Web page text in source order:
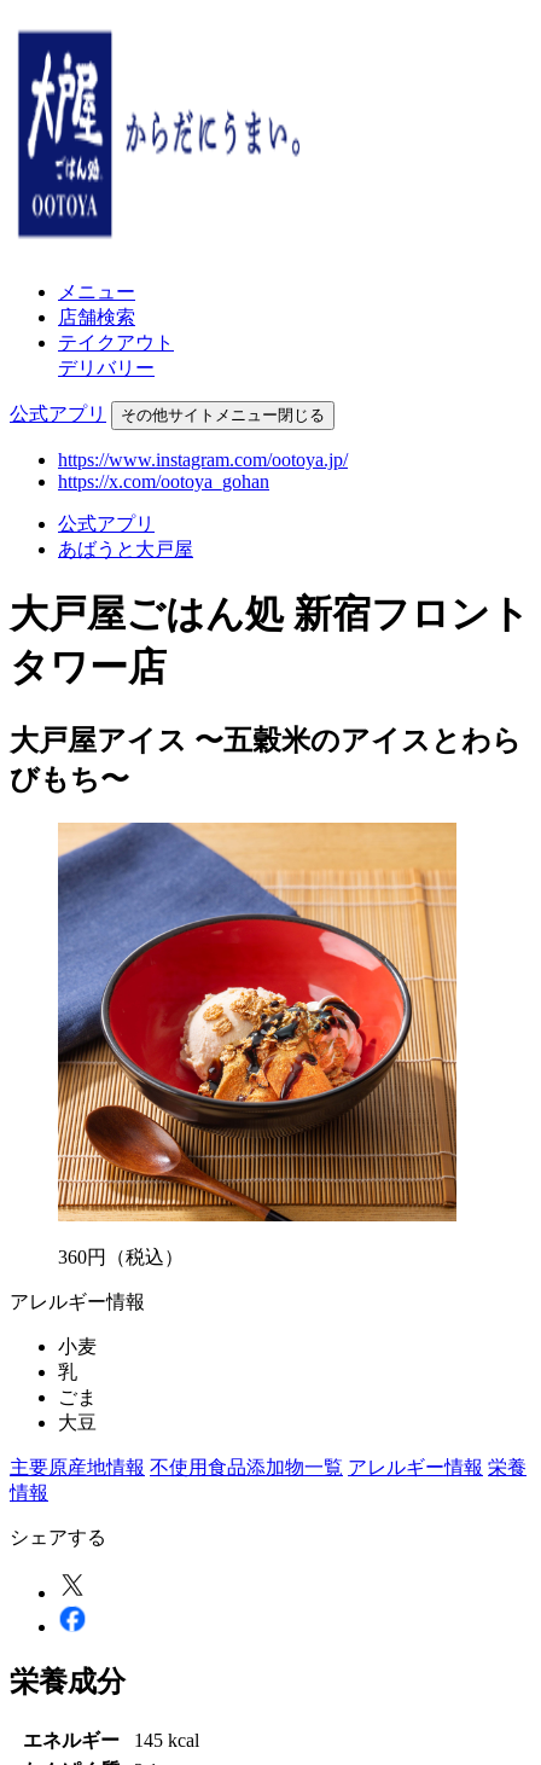
メニュー
店舗検索
テイクアウト
デリバリー
公式アプリ その他サイトメニュー閉じる
https://www.instagram.com/ootoya.jp/
https://x.com/ootoya_gohan
公式アプリ
あばうと大戸屋
大戸屋ごはん処 新宿フロント
タワー店
大戸屋アイス 〜五穀米のアイスとわら
びもち〜
360円 （税込）
アレルギー情報
小麦
乳
ごま
大豆
主要原産地情報 不使用食品添加物一覧 アレルギー情報 栄養
情報
シェアする
栄養成分
エネルギー
145 kcal